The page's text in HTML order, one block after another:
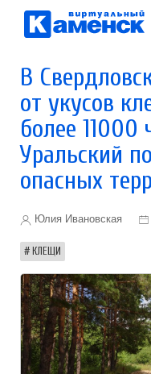
В
от укусов
более 11000
Уральский
опасных
Юлия Ивановская
КЛЕЩИ